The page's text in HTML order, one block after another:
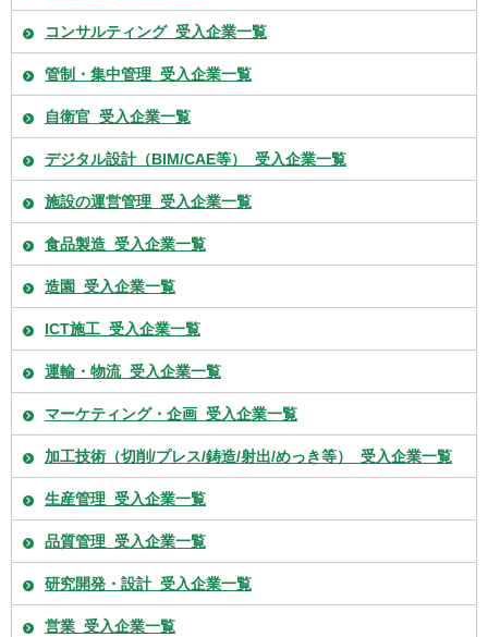
コンサルティング_受入企業一覧
管制・集中管理_受入企業一覧
自衛官_受入企業一覧
デジタル設計（BIM/CAE等）_受入企業一覧
施設の運営管理_受入企業一覧
食品製造_受入企業一覧
造園_受入企業一覧
ICT施工_受入企業一覧
運輸・物流_受入企業一覧
マーケティング・企画_受入企業一覧
加工技術（切削/プレス/鋳造/射出/めっき等）_受入企業一覧
生産管理_受入企業一覧
品質管理_受入企業一覧
研究開発・設計_受入企業一覧
営業_受入企業一覧